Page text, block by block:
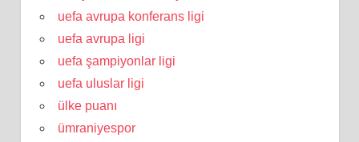
uefa avrupa konferans ligi
uefa avrupa ligi
uefa şampiyonlar ligi
uefa uluslar ligi
ülke puanı
ümraniyespor